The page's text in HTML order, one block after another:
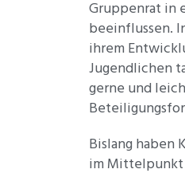
Gruppenrat in
beeinflussen.
ihrem
Jugendlichen
gerne und
Bislang haben
im Mittelpunkt